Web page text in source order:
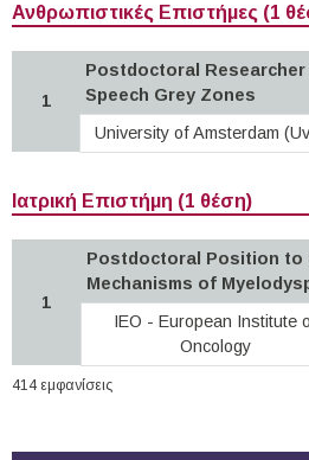
Ανθρωπιστικές Επιστήμες (1
1
Postdoctoral Researcher
Speech Grey Zones
University of Amsterdam
Ιατρική Επιστήμη (1 θέση)
1
Postdoctoral Position to
Mechanisms of
IEO - European Institute
Oncology
414 εμφανίσεις